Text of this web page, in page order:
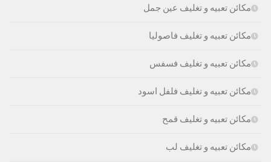
مكائن تعبيه و تغليف عين جمل
مكائن تعبيه و تغليف فاصوليا
مكائن تعبيه و تغليف فسفس
مكائن تعبيه و تغليف فلفل اسود
مكائن تعبيه و تغليف قمح
مكائن تعبيه و تغليف لب